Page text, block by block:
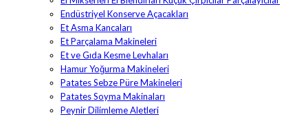
Endüstriyel Konserve Açacakları
Et Asma Kancaları
Et Parçalama Makineleri
Et ve Gıda Kesme Levhaları
Hamur Yoğurma Makineleri
Patates Sebze Püre Makineleri
Patates Soyma Makinaları
Peynir Dilimleme Aletleri